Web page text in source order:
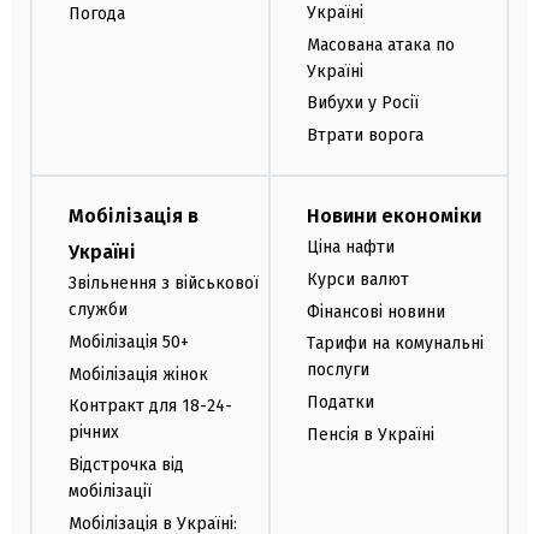
Погода
Україні
Масована атака по
Україні
Вибухи у Росії
Втрати ворога
Мобілізація в
Україні
Звільнення з військової
служби
Мобілізація 50+
Мобілізація жінок
Контракт для 18-24-
річних
Відстрочка від
мобілізації
Мобілізація в Україні:
Новини економіки
Ціна нафти
Курси валют
Фінансові новини
Тарифи на комунальні
послуги
Податки
Пенсія в Україні